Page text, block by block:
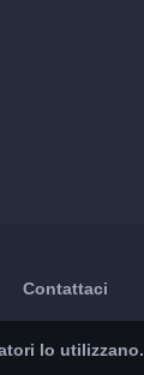
Contattaci
lo